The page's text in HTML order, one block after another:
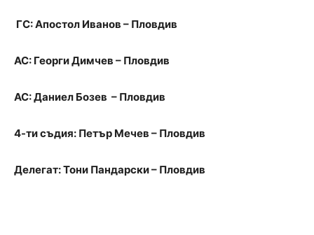
ГС: Апостол Иванов – Пловдив
АС: Георги Димчев – Пловдив
АС: Даниел Бозев – Пловдив
4-ти съдия: Петър Мечев – Пловдив
Делегат: Тони Пандарски – Пловдив